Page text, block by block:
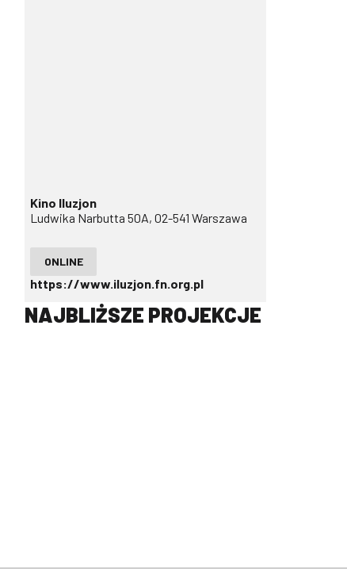
Kino Iluzjon
Ludwika Narbutta 50A, 02-541 Warszawa
ONLINE
https://www.iluzjon.fn.org.pl
NAJBLIŻSZE PROJEKCJE